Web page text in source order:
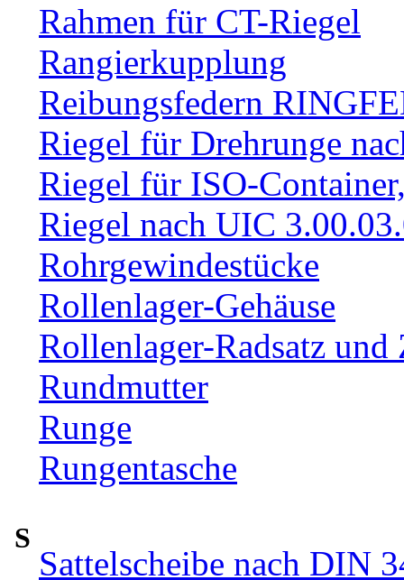
Rahmen für CT-Riegel
Rangierkupplung
Reibungsfedern
Riegel für Drehrunge
Riegel für ISO-
Riegel nach UIC
Rohrgewindestücke
Rollenlager-Gehäuse
Rollenlager-Radsatz und
Rundmutter
Runge
Rungentasche
S
Sattelscheibe nach DIN